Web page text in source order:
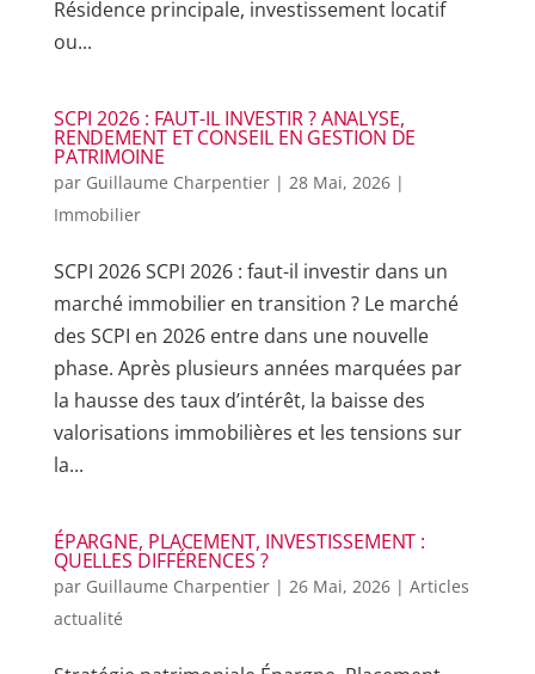
Résidence principale, investissement locatif
ou...
SCPI 2026 : FAUT-IL INVESTIR ? ANALYSE,
RENDEMENT ET CONSEIL EN GESTION DE
PATRIMOINE
par Guillaume Charpentier| 28 Mai, 2026|
Immobilier
SCPI 2026 SCPI 2026 : faut-il investir dans un
marché immobilier en transition ? Le marché
des SCPI en 2026 entre dans une nouvelle
phase. Après plusieurs années marquées par
la hausse des taux d’intérêt, la baisse des
valorisations immobilières et les tensions sur
la...
ÉPARGNE, PLACEMENT, INVESTISSEMENT :
QUELLES DIFFÉRENCES ?
par Guillaume Charpentier| 26 Mai, 2026| Articles
actualité